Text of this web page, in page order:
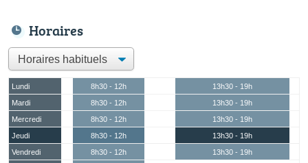
Horaires
Lundi 8h30 - 12h
13h30 - 19h
Mardi
8h30 - 12h
13h30 - 19h
Mercredi
8h30 - 12h
13h30 - 19h
Jeudi
8h30 - 12h
13h30 - 19h
Vendredi
8h30 - 12h
13h30 - 19h